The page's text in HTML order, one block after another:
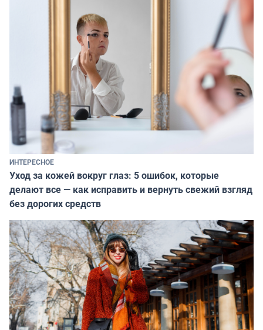
ИНТЕРЕСНОЕ
Уход за кожей вокруг глаз: 5 ошибок, которые
делают все — как исправить и вернуть свежий взгляд
без дорогих средств